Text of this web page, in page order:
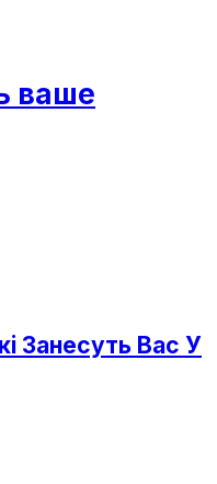
ваше
Занесуть Вас У